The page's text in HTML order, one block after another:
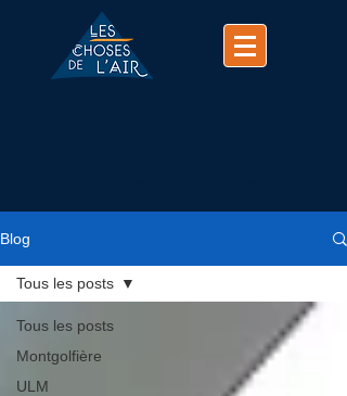
Blog
Tous les posts
Montgolfière
ULM
Tous les posts